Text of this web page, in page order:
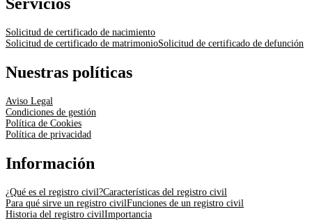
Servicios
Solicitud de certificado de nacimiento
Solicitud de certificado de matrimonioSolicitud de certificado de defunción
Nuestras políticas
Aviso Legal
Condiciones de gestión
Política de Cookies
Política de privacidad
Información
¿Qué es el registro civil?Características del registro civil
Para qué sirve un registro civilFunciones de un registro civil
Historia del registro civilImportancia